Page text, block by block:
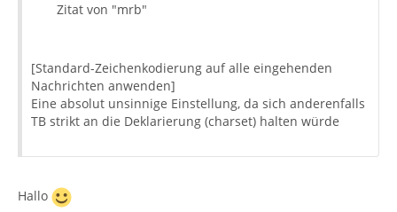
Zitat von "mrb"
[Standard-Zeichenkodierung auf alle eingehenden
Nachrichten anwenden]
Eine absolut unsinnige Einstellung, da sich anderenfalls
TB strikt an die Deklarierung (charset) halten würde
Hallo